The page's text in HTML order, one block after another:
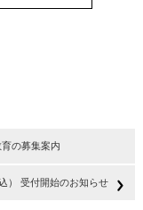
の募集案内
） 受付開始のお知らせ